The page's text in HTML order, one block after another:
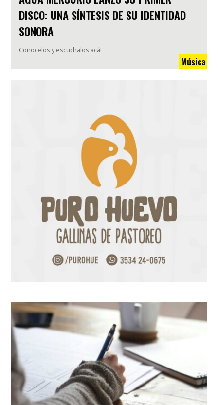
DISCO: UNA SÍNTESIS DE SU IDENTIDAD
SONORA
Conocelos y escuchalos acá!
Música